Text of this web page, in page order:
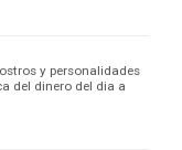
y personalidades
del dinero del dia a